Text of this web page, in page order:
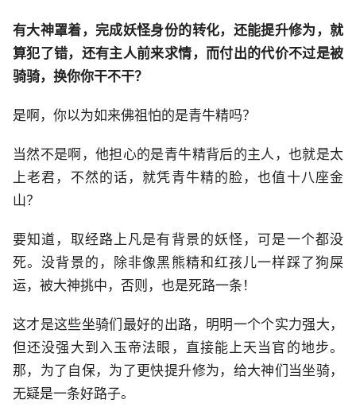
有大神罩着，完成妖怪身份的转化，还能提升修为，就
算犯了错，还有主人前来求情，而付出的代价不过是被
骑骑，换你你干不干？
是啊，你以为如来佛祖怕的是青牛精吗？
当然不是啊，他担心的是青牛精背后的主人，也就是太
上老君，不然的话，就凭青牛精的脸，也值十八座金
山？
要知道，取经路上凡是有背景的妖怪，可是一个都没
死。没背景的，除非像黑熊精和红孩儿一样踩了狗屎
运，被大神挑中，否则，也是死路一条！
这才是这些坐骑们最好的出路，明明一个个实力强大，
但还没强大到入玉帝法眼，直接能上天当官的地步。
那，为了自保，为了更快提升修为，给大神们当坐骑，
无疑是一条好路子。